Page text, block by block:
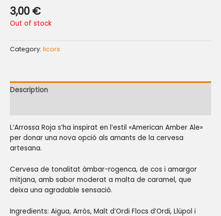
3,00 €
Out of stock
Category: licors
Description
L’Arrossa Roja s’ha inspirat en l’estil «American Amber Ale»
per donar una nova opció als amants de la cervesa
artesana.
Cervesa de tonalitat àmbar-rogenca, de cos i amargor
mitjana, amb sabor moderat a malta de caramel, que
deixa una agradable sensació.
Ingredients: Aigua, Arròs, Malt d’Ordi Flocs d’Ordi, Llúpol i